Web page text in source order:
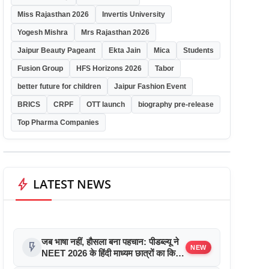
Miss Rajasthan 2026 Invertis University
Yogesh Mishra Mrs Rajasthan 2026
Jaipur Beauty Pageant Ekta Jain Mica Students
Fusion Group HFS Horizons 2026 Tabor
better future for children Jaipur Fashion Event
BRICS CRPF OTT launch biography pre-release
Top Pharma Companies
bolt LATEST NEWS
flash_on जब भाषा नहीं, हौसला बना पहचान: पीडब्ल्यू ने
NEET 2026 के हिंदी माध्यम छात्रों का किया
NEW